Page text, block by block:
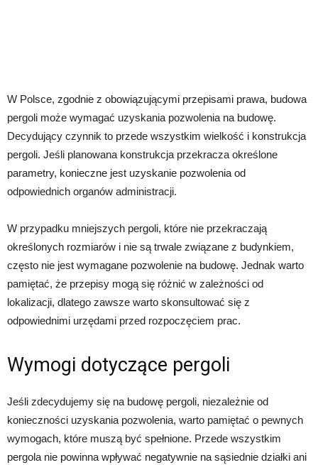
W Polsce, zgodnie z obowiązującymi przepisami prawa, budowa
pergoli może wymagać uzyskania pozwolenia na budowę.
Decydujący czynnik to przede wszystkim wielkość i konstrukcja
pergoli. Jeśli planowana konstrukcja przekracza określone
parametry, konieczne jest uzyskanie pozwolenia od
odpowiednich organów administracji.
W przypadku mniejszych pergoli, które nie przekraczają
określonych rozmiarów i nie są trwale związane z budynkiem,
często nie jest wymagane pozwolenie na budowę. Jednak warto
pamiętać, że przepisy mogą się różnić w zależności od
lokalizacji, dlatego zawsze warto skonsultować się z
odpowiednimi urzędami przed rozpoczęciem prac.
Wymogi dotyczące pergoli
Jeśli zdecydujemy się na budowę pergoli, niezależnie od
konieczności uzyskania pozwolenia, warto pamiętać o pewnych
wymogach, które muszą być spełnione. Przede wszystkim
pergola nie powinna wpływać negatywnie na sąsiednie działki ani